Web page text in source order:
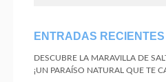
ENTRADAS RECIENTES
DESCUBRE LA MARAVILLA DE
¡UN PARAÍSO NATURAL QUE TE